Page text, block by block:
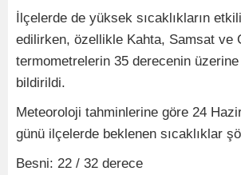
İlçelerde de yüksek sıcaklıkların
edilirken, özellikle Kahta, Samsat ve
termometrelerin 35 derecenin üzerine
bildirildi.
Meteoroloji tahminlerine göre 24
günü ilçelerde beklenen sıcaklıklar
Besni: 22 / 32 derece